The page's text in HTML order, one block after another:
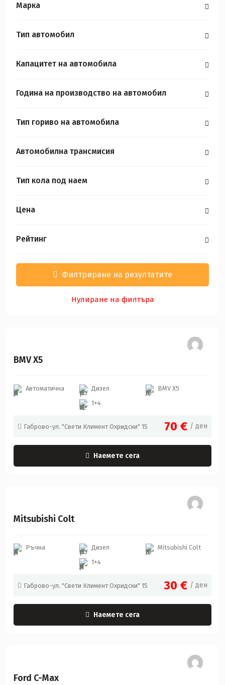
Марка
Тип автомобил
Капацитет на автомобила
Година на производство на автомобил
Тип гориво на автомобила
Автомобилна трансмисия
Тип кола под наем
Цена
Рейтинг
Филтриране на резултатите
Нулиране на филтъра
BMV Х5
Автоматична Дизел
BMV Х5
1+4
Габрово-ул. "Свети Климент Охридски" 15 70 € / ден
Наемете сега
Mitsubishi Colt
Ръчна Дизел
Mitsubishi Colt
1+4
Габрово-ул. "Свети Климент Охридски" 15 30 € / ден
Наемете сега
Ford C-Max